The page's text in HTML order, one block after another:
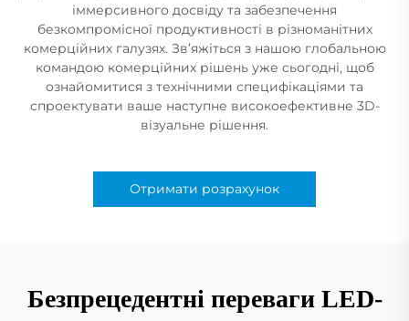
іммерсивного досвіду та забезпечення
безкомпромісної продуктивності в різноманітних
комерційних галузях. Зв’яжіться з нашою глобальною
командою комерційних рішень уже сьогодні, щоб
ознайомитися з технічними специфікаціями та
спроектувати ваше наступне високоефективне 3D-
візуальне рішення.
Отримати розрахунок
Безпрецедентні переваги LED-